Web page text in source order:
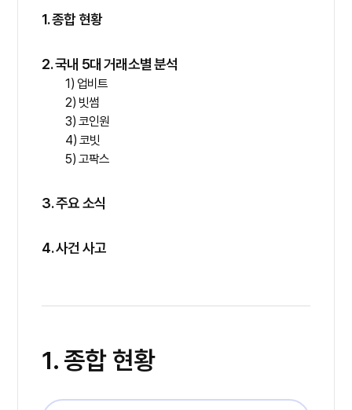
1. 종합 현황
2. 국내 5대 거래소별 분석
1) 업비트
2) 빗썸
3) 코인원
4) 코빗
5) 고팍스
3. 주요 소식
4. 사건 사고
1. 종합 현황